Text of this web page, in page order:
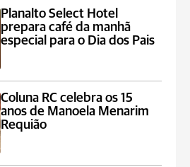
Planalto Select Hotel
prepara café da manhã
especial para o Dia dos Pais
Coluna RC celebra os 15
anos de Manoela Menarim
Requião